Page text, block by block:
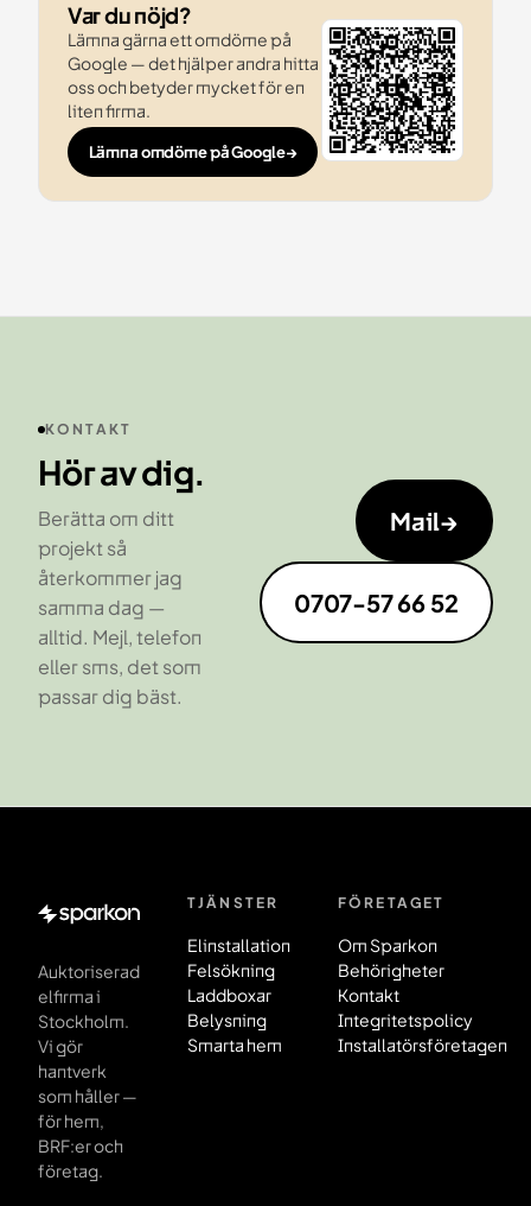
Var du nöjd?
Lämna gärna ett omdöme på
Google — det hjälper andra hitta
oss och betyder mycket för en
liten firma.
Lämna omdöme på Google→
KONTAKT
Hör av dig.
Berätta om ditt
projekt så
återkommer jag
samma dag —
alltid. Mejl, telefon
eller sms, det som
passar dig bäst.
Mail→
0707-57 66 52
Sidfot
Auktoriserad
elfirma i
Stockholm.
Vi gör
hantverk
som håller —
för hem,
BRF:er och
företag.
TJÄNSTER
Elinstallation
Felsökning
Laddboxar
Belysning
Smarta hem
FÖRETAGET
Om Sparkon
Behörigheter
Kontakt
Integritetspolicy
Installatörsföretagen